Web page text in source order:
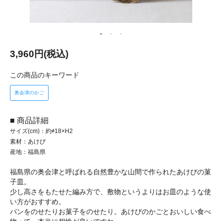
3,960円(税込)
この商品のキーワード
奥会津のかご
■ 商品詳細
サイズ(cm)：約∅18×H2
素材：あけび
産地：福島県
福島県の奥会津と呼ばれる自然豊かな山間で作られたあけびの菓
子皿。
少し高さをもたせた編み方で、敷物というよりはお皿のような使
い方がおすすめ。
パンをのせたりお菓子をのせたり。あけびのかごとおいしい食べ